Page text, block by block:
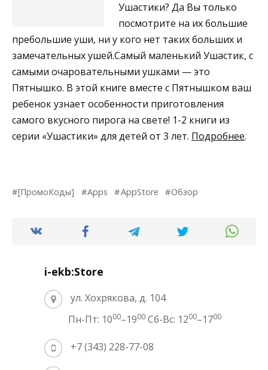
Ушастики? Да Вы только
посмотрите на их большие
пребольшие уши, ни у кого нет таких больших и
замечательных ушей.Самый маленький Ушастик, с
самыми очаровательными ушками — это
Пятнышко. В этой книге вместе с Пятнышком ваш
ребенок узнает особенности приготовления
самого вкусного пирога на свете! 1-2 книги из
серии «Ушастики» для детей от 3 лет. Подробнее.
[ПромоКоды] Apps AppStore Обзор
i-ekb:Store
ул. Хохрякова, д. 104
Пн-Пт: 1000–1900 Сб-Вс: 1200–1700
+7 (343) 228-77-08